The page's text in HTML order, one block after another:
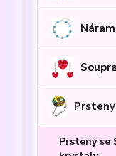
Prsteny
Prsteny se